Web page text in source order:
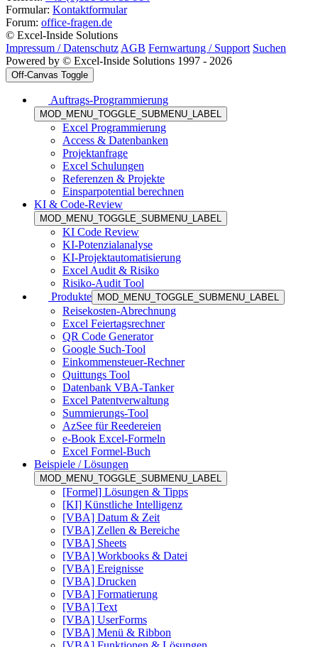
Formular: Kontaktformular
Forum: office-fragen.de
© Excel-Inside Solutions
Impressum / Datenschutz AGB Fernwartung / Support Suchen
Powered by © Excel-Inside Solutions 1997 - 2026
Off-Canvas Toggle
Auftrags-Programmierung
MOD_MENU_TOGGLE_SUBMENU_LABEL
Excel Programmierung
Access & Datenbanken
Projektanfrage
Excel Schulungen
Referenzen & Projekte
Einsparpotential berechnen
KI & Code-Review
MOD_MENU_TOGGLE_SUBMENU_LABEL
KI Code Review
KI-Potenzialanalyse
KI-Projektautomatisierung
Excel Audit & Risiko
Risiko-Audit Tool
Produkte MOD_MENU_TOGGLE_SUBMENU_LABEL
Reisekosten-Abrechnung
Excel Feiertagsrechner
QR Code Generator
Google Such-Tool
Einkommensteuer-Rechner
Quittungs Tool
Datenbank VBA-Tanker
Excel Patentverwaltung
Summierungs-Tool
AzSee für Reedereien
e-Book Excel-Formeln
Excel Formel-Buch
Beispiele / Lösungen
MOD_MENU_TOGGLE_SUBMENU_LABEL
[Formel] Lösungen & Tipps
[KI] Künstliche Intelligenz
[VBA] Datum & Zeit
[VBA] Zellen & Bereiche
[VBA] Sheets
[VBA] Workbooks & Datei
[VBA] Ereignisse
[VBA] Drucken
[VBA] Formatierung
[VBA] Text
[VBA] UserForms
[VBA] Menü & Ribbon